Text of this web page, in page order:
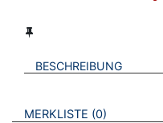
BESCHREIBUNG
VERWEISE AUF
MERKLISTE 0